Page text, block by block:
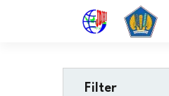
Filter